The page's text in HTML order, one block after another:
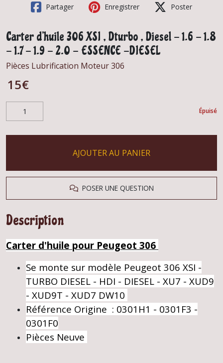
Partager Enregistrer Poster
Carter d'huile 306 XSI , Dturbo , Diesel - 1.6 - 1.8
- 1.7 - 1.9 - 2.0 - ESSENCE -DIESEL
Pièces Lubrification Moteur 306
15€
Épuisé
AJOUTER AU PANIER
POSER UNE QUESTION
Description
Carter d'huile pour Peugeot 306
Se monte sur modèle Peugeot 306 XSI -
TURBO DIESEL - HDI - DIESEL - XU7 - XUD9
- XUD9T - XUD7 DW10
Référence Origine : 0301H1 - 0301F3 -
0301F0
Pièces Neuve